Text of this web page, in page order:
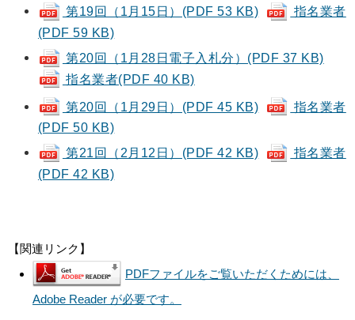
第19回（1月15日）(PDF 53 KB)
指名業者
(PDF 59 KB)
第20回（1月28日電子入札分）(PDF 37 KB)
指名業者(PDF 40 KB)
第20回（1月29日）(PDF 45 KB)
指名業者
(PDF 50 KB)
第21回（2月12日）(PDF 42 KB)
指名業者
(PDF 42 KB)
【関連リンク】
PDFファイルをご覧いただくためには、
Adobe Reader が必要です。